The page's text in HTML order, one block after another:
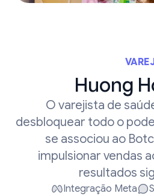
Huong
O varejista de
desbloquear todo o
se associou ao
impulsionar vendas
resultados
Integração Meta